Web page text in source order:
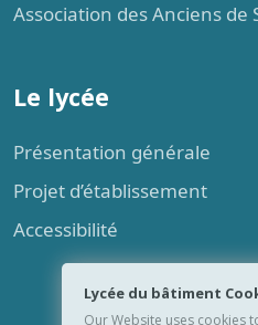
Association des Anciens de
Le lycée
Présentation générale
Projet d’établissement
Accessibilité